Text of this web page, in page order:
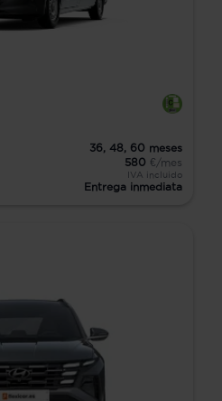
36, 48, 60 meses
580 €/mes
IVA incluido
Entrega inmediata